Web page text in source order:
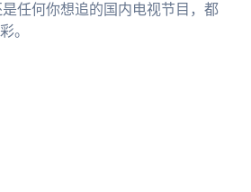
任何你想追的国内电视节目，都
。